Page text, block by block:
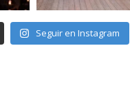
Seguir en Instagram